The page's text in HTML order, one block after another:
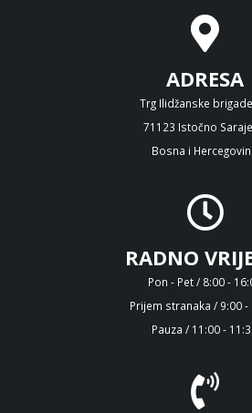
ADRESA
Trg Ilidžanske
71123 Istočno
Bosna i
RADNO
Pon - Pet / 8:00 -
Prijem stranaka / 9:00 -
Pauza / 11:00 -